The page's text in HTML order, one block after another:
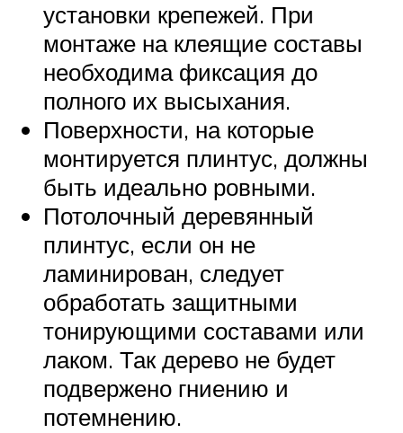
установки крепежей. При
монтаже на клеящие составы
необходима фиксация до
полного их высыхания.
Поверхности, на которые
монтируется плинтус, должны
быть идеально ровными.
Потолочный деревянный
плинтус, если он не
ламинирован, следует
обработать защитными
тонирующими составами или
лаком. Так дерево не будет
подвержено гниению и
потемнению.